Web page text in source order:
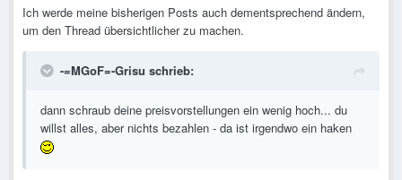
Ich werde meine bisherigen Posts auch dementsprechend ändern,
um den Thread übersichtlicher zu machen.
-=MGoF=-Grisu schrieb:
dann schraub deine preisvorstellungen ein wenig hoch... du
willst alles, aber nichts bezahlen - da ist irgendwo ein haken